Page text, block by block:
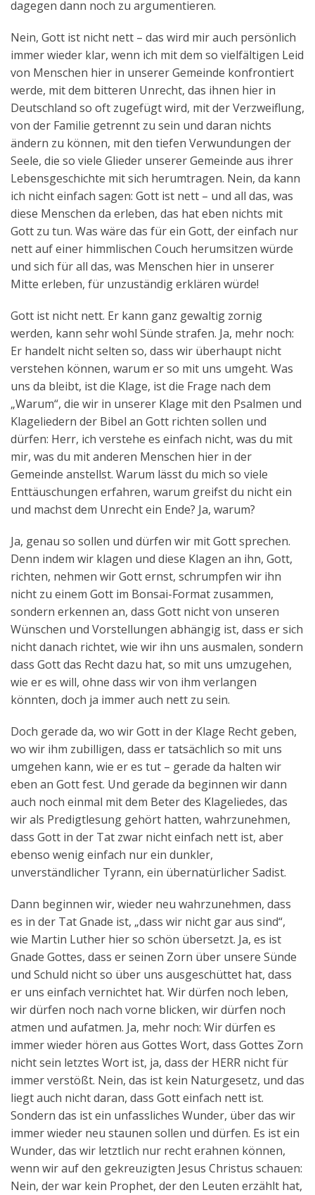
dagegen dann noch zu argumentieren.
Nein, Gott ist nicht nett – das wird mir auch persönlich
immer wieder klar, wenn ich mit dem so vielfältigen Leid
von Menschen hier in unserer Gemeinde konfrontiert
werde, mit dem bitteren Unrecht, das ihnen hier in
Deutschland so oft zugefügt wird, mit der Verzweiflung,
von der Familie getrennt zu sein und daran nichts
ändern zu können, mit den tiefen Verwundungen der
Seele, die so viele Glieder unserer Gemeinde aus ihrer
Lebensgeschichte mit sich herumtragen. Nein, da kann
ich nicht einfach sagen: Gott ist nett – und all das, was
diese Menschen da erleben, das hat eben nichts mit
Gott zu tun. Was wäre das für ein Gott, der einfach nur
nett auf einer himmlischen Couch herumsitzen würde
und sich für all das, was Menschen hier in unserer
Mitte erleben, für unzuständig erklären würde!
Gott ist nicht nett. Er kann ganz gewaltig zornig
werden, kann sehr wohl Sünde strafen. Ja, mehr noch:
Er handelt nicht selten so, dass wir überhaupt nicht
verstehen können, warum er so mit uns umgeht. Was
uns da bleibt, ist die Klage, ist die Frage nach dem
„Warum“, die wir in unserer Klage mit den Psalmen und
Klageliedern der Bibel an Gott richten sollen und
dürfen: Herr, ich verstehe es einfach nicht, was du mit
mir, was du mit anderen Menschen hier in der
Gemeinde anstellst. Warum lässt du mich so viele
Enttäuschungen erfahren, warum greifst du nicht ein
und machst dem Unrecht ein Ende? Ja, warum?
Ja, genau so sollen und dürfen wir mit Gott sprechen.
Denn indem wir klagen und diese Klagen an ihn, Gott,
richten, nehmen wir Gott ernst, schrumpfen wir ihn
nicht zu einem Gott im Bonsai-Format zusammen,
sondern erkennen an, dass Gott nicht von unseren
Wünschen und Vorstellungen abhängig ist, dass er sich
nicht danach richtet, wie wir ihn uns ausmalen, sondern
dass Gott das Recht dazu hat, so mit uns umzugehen,
wie er es will, ohne dass wir von ihm verlangen
könnten, doch ja immer auch nett zu sein.
Doch gerade da, wo wir Gott in der Klage Recht geben,
wo wir ihm zubilligen, dass er tatsächlich so mit uns
umgehen kann, wie er es tut – gerade da halten wir
eben an Gott fest. Und gerade da beginnen wir dann
auch noch einmal mit dem Beter des Klageliedes, das
wir als Predigtlesung gehört hatten, wahrzunehmen,
dass Gott in der Tat zwar nicht einfach nett ist, aber
ebenso wenig einfach nur ein dunkler,
unverständlicher Tyrann, ein übernatürlicher Sadist.
Dann beginnen wir, wieder neu wahrzunehmen, dass
es in der Tat Gnade ist, „dass wir nicht gar aus sind“,
wie Martin Luther hier so schön übersetzt. Ja, es ist
Gnade Gottes, dass er seinen Zorn über unsere Sünde
und Schuld nicht so über uns ausgeschüttet hat, dass
er uns einfach vernichtet hat. Wir dürfen noch leben,
wir dürfen noch nach vorne blicken, wir dürfen noch
atmen und aufatmen. Ja, mehr noch: Wir dürfen es
immer wieder hören aus Gottes Wort, dass Gottes Zorn
nicht sein letztes Wort ist, ja, dass der HERR nicht für
immer verstößt. Nein, das ist kein Naturgesetz, und das
liegt auch nicht daran, dass Gott einfach nett ist.
Sondern das ist ein unfassliches Wunder, über das wir
immer wieder neu staunen sollen und dürfen. Es ist ein
Wunder, das wir letztlich nur recht erahnen können,
wenn wir auf den gekreuzigten Jesus Christus schauen:
Nein, der war kein Prophet, der den Leuten erzählt hat,